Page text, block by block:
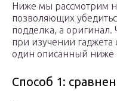
Ниже мы рассмотрим
позволяющих
подделка, а
при изучении гаджета
один описанный ниже
Способ 1: